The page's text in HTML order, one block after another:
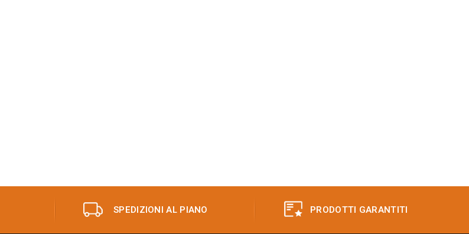
SPEDIZIONI AL PIANO PRODOTTI GARANTITI